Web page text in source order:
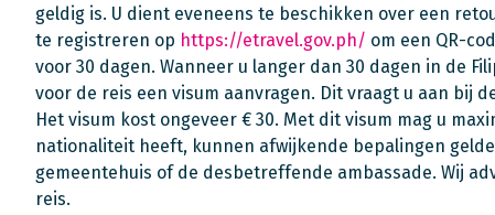
geldig is. U dient eveneens te beschikken over een
te registreren op https://etravel.gov.ph/ om een QR-
voor 30 dagen. Wanneer u langer dan 30 dagen in de
voor de reis een visum aanvragen. Dit vraagt u aan bij
Het visum kost ongeveer € 30. Met dit visum mag u
nationaliteit heeft, kunnen afwijkende bepalingen
gemeentehuis of de desbetreffende ambassade. Wij
reis.